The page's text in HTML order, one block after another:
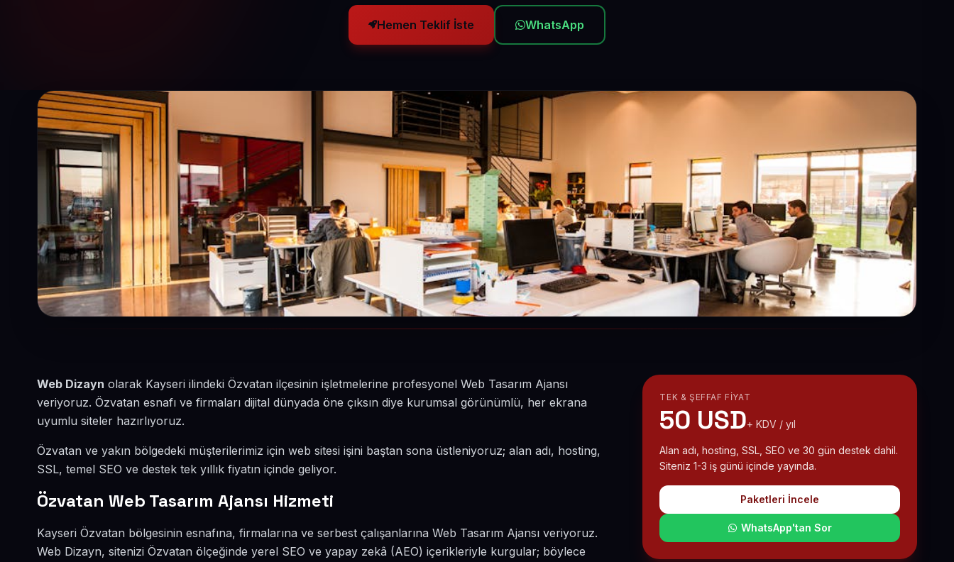
Hemen Teklif İste WhatsApp
Web Dizayn olarak Kayseri ilindeki Özvatan ilçesinin işletmelerine profesyonel Web Tasarım Ajansı
veriyoruz. Özvatan esnafı ve firmaları dijital dünyada öne çıksın diye kurumsal görünümlü, her ekrana
uyumlu siteler hazırlıyoruz.
Özvatan ve yakın bölgedeki müşterilerimiz için web sitesi işini baştan sona üstleniyoruz; alan adı, hosting,
SSL, temel SEO ve destek tek yıllık fiyatın içinde geliyor.
Özvatan Web Tasarım Ajansı Hizmeti
Kayseri Özvatan bölgesinin esnafına, firmalarına ve serbest çalışanlarına Web Tasarım Ajansı veriyoruz.
Web Dizayn, sitenizi Özvatan ölçeğinde yerel SEO ve yapay zekâ (AEO) içerikleriyle kurgular; böylece
TEK & ŞEFFAF FIYAT
50 USD+ KDV / yıl
Alan adı, hosting, SSL, SEO ve 30 gün destek dahil.
Siteniz 1-3 iş günü içinde yayında.
Paketleri İncele
WhatsApp'tan Sor